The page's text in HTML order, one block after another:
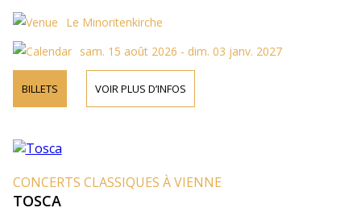
Le Minoritenkirche
sam. 15 août 2026 - dim. 03 janv. 2027
BILLETS VOIR PLUS D’INFOS
CONCERTS CLASSIQUES À VIENNE
TOSCA